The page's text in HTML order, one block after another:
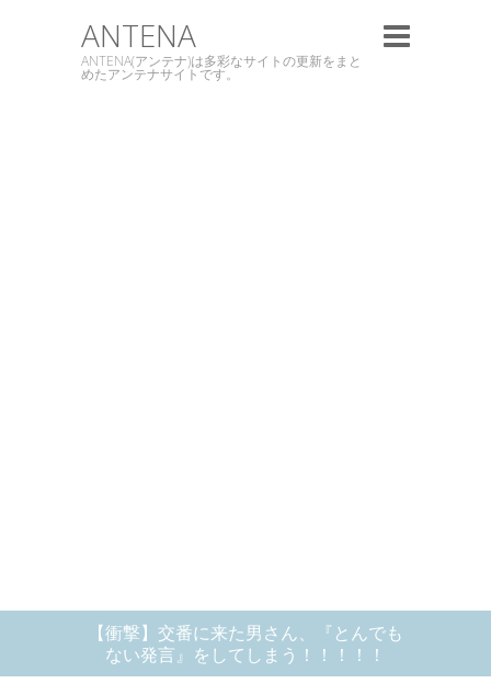
ANTENA
ANTENA(アンテナ)は多彩なサイトの更新をまと
めたアンテナサイトです。
【衝撃】交番に来た男さん、『とんでも
ない発言』をしてしまう！！！！！